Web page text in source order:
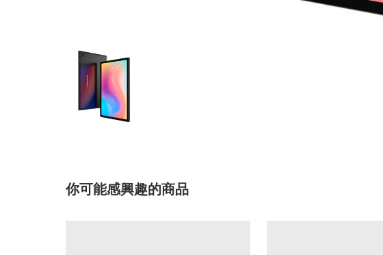
你可能感興趣的商品